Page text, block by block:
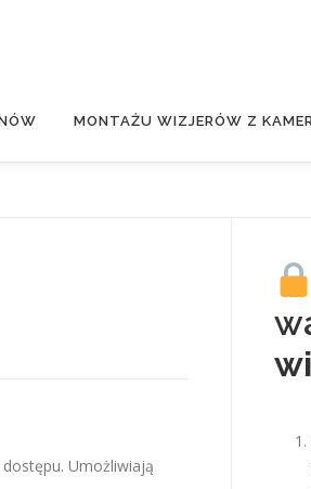
MONTAŻU WIZJERÓW Z
Umożliwiają